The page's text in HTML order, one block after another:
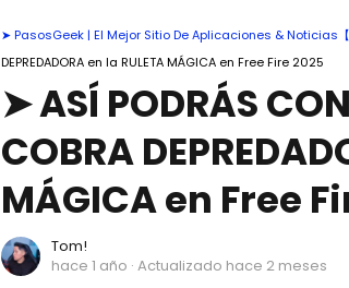
➤ PasosGeek | El Mejor Sitio De Aplicaciones & Noticias【
DEPREDADORA en la RULETA MÁGICA en Free Fire 2025
➤ ASÍ PODRÁS
COBRA
MÁGICA en Free
Tom!
hace 1 año · Actualizado hace 2 meses